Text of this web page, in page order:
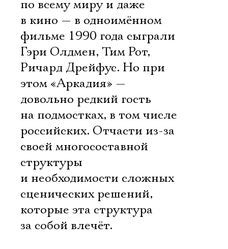
по всему миру и даже
в кино — в одноимённом
фильме 1990 года сыграли
Гэри Олдмен, Тим Рот,
Ричард Дрейфус. Но при
этом «Аркадия» —
довольно редкий гость
на подмостках, в том числе
российских. Отчасти из-за
своей многосоставной
структуры
и необходимости сложных
сценических решений,
которые эта структура
за собой влечёт.